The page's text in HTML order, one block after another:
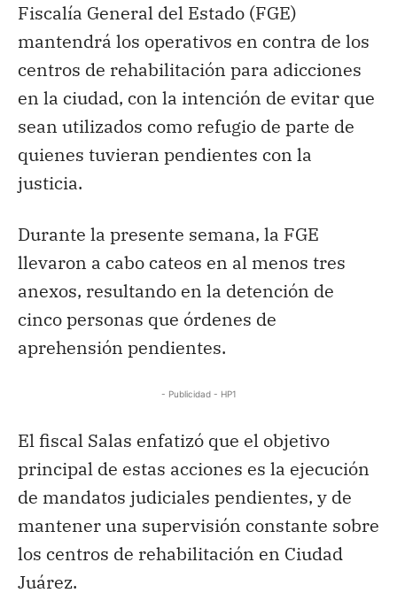
Fiscalía General del Estado (FGE)
mantendrá los operativos en contra de los
centros de rehabilitación para adicciones
en la ciudad, con la intención de evitar que
sean utilizados como refugio de parte de
quienes tuvieran pendientes con la
justicia.
Durante la presente semana, la FGE
llevaron a cabo cateos en al menos tres
anexos, resultando en la detención de
cinco personas que órdenes de
aprehensión pendientes.
- Publicidad - HP1
El fiscal Salas enfatizó que el objetivo
principal de estas acciones es la ejecución
de mandatos judiciales pendientes, y de
mantener una supervisión constante sobre
los centros de rehabilitación en Ciudad
Juárez.